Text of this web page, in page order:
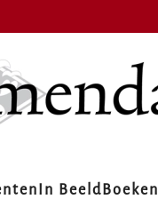
In Beeld Boeken